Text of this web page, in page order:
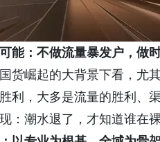
能：不做流量暴发户，做
货崛起的大背景下看，尤
利，大多是流量的胜利、
：潮水退了，才知道谁在